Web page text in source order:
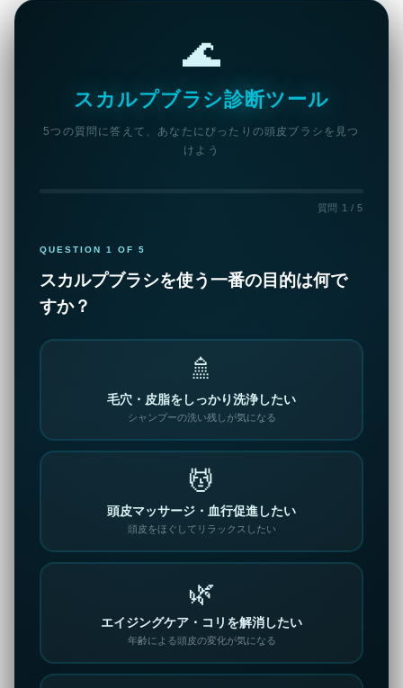
🌊
スカルプブラシ診断ツール
5つの質問に答えて、あなたにぴったりの頭皮ブラシを見つ
けよう
質問 1 / 5
QUESTION 1 OF 5
スカルプブラシを使う一番の目的は何で
すか？
🚿
毛穴・皮脂をしっかり洗浄したい
シャンプーの洗い残しが気になる
💆
頭皮マッサージ・血行促進したい
頭皮をほぐしてリラックスしたい
🌿
エイジングケア・コリを解消したい
年齢による頭皮の変化が気になる